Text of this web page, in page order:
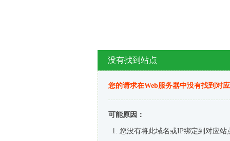
没有找到站点
您的请求在Web服务器中没有找到对
可能原因：
您没有将此域名或IP绑定到对应站